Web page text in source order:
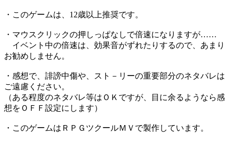
・このゲームは、12歳以上推奨です。
・マウスクリックの押しっぱなしで倍速になりますが……
イベント中の倍速は、効果音がずれたりするので、あまり
お勧めしません。
・感想で、誹謗中傷や、スト－リーの重要部分のネタバレは
ご遠慮ください。
（ある程度のネタバレ等はＯＫですが、目に余るようなら感
想をＯＦＦ設定にします）
・このゲームはＲＰＧツクールＭＶで製作しています。